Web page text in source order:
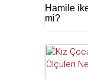
Hamile
mi?